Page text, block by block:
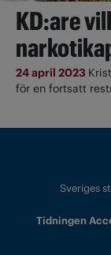
KD:are
24 april 2023
för en fortsatt
Sveriges
Tidningen